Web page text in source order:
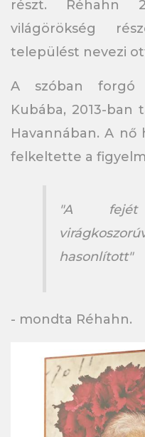
részt. Réhahn
világörökség
települést nevezi
A szóban forgó
Kubába, 2013-ban
Havannában. A nő
felkeltette a
"A fejét
hasonlított"
- mondta Réhahn.